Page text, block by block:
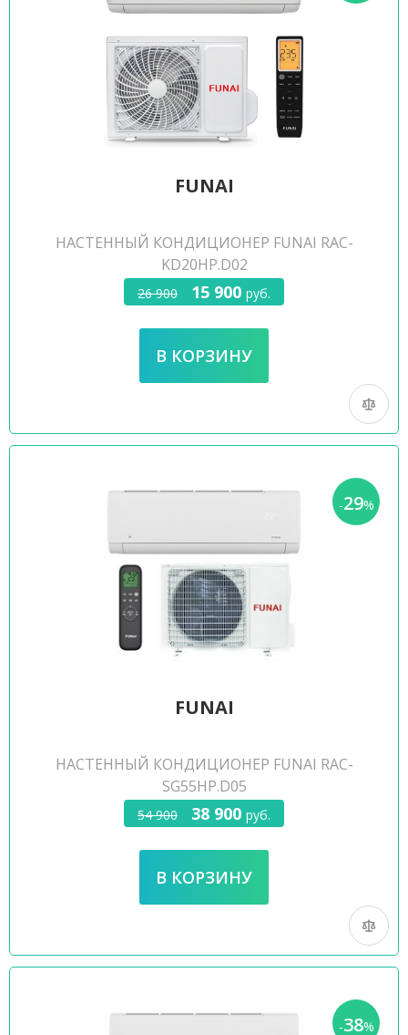
FUNAI
НАСТЕННЫЙ КОНДИЦИОНЕР FUNAI RAC-
KD20HP.D02
26 900 15 900 руб.
-29%
FUNAI
НАСТЕННЫЙ КОНДИЦИОНЕР FUNAI RAC-
SG55HP.D05
54 900 38 900 руб.
-38%